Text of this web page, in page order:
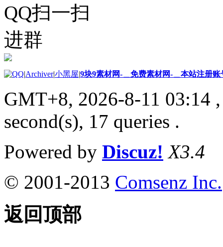
QQ扫一扫
进群
|Archiver|小黑屋|9块9素材网-＿免费素材网-＿本站注册账
GMT+8, 2026-8-11 03:14
second(s), 17 queries .
Powered by Discuz! X3.4
© 2001-2013 Comsenz Inc.
返回顶部